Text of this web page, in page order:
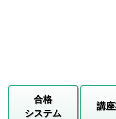
合格
システム
講